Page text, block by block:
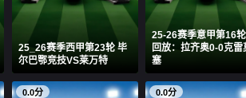
25_26赛季西甲第23轮 毕
尔巴鄂竞技VS莱万特
25-26赛季意甲第16
回放：拉齐奥0-0克雷
塞
0.0分
0.0分